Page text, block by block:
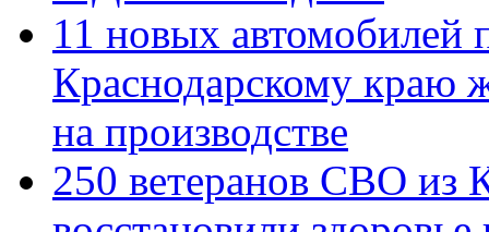
11 новых автомобилей
Краснодарскому краю
на производстве
250 ветеранов СВО из